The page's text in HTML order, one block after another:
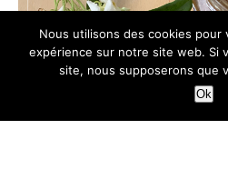
Nous utilisons des cookies pour
expérience sur notre site web. Si
site, nous supposerons que
Ok